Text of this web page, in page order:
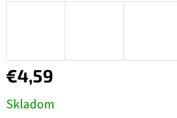
€4,59
cena:
Skladom